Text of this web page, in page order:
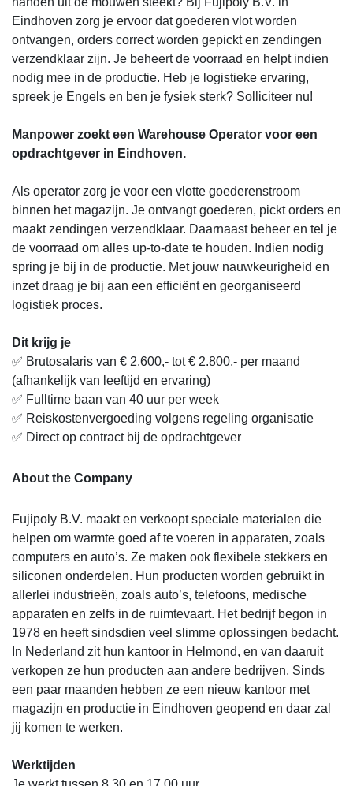
Eindhoven zorg je ervoor dat goederen vlot worden
ontvangen, orders correct worden gepickt en zendingen
verzendklaar zijn. Je beheert de voorraad en helpt indien
nodig mee in de productie. Heb je logistieke ervaring,
spreek je Engels en ben je fysiek sterk? Solliciteer nu!
Manpower zoekt een Warehouse Operator voor een
opdrachtgever in Eindhoven.
Als operator zorg je voor een vlotte goederenstroom
binnen het magazijn. Je ontvangt goederen, pickt orders en
maakt zendingen verzendklaar. Daarnaast beheer en tel je
de voorraad om alles up-to-date te houden. Indien nodig
spring je bij in de productie. Met jouw nauwkeurigheid en
inzet draag je bij aan een efficiënt en georganiseerd
logistiek proces.
Dit krijg je
✅ Brutosalaris van € 2.600,- tot € 2.800,- per maand
(afhankelijk van leeftijd en ervaring)
✅ Fulltime baan van 40 uur per week
✅ Reiskostenvergoeding volgens regeling organisatie
✅ Direct op contract bij de opdrachtgever
About the Company
Fujipoly B.V. maakt en verkoopt speciale materialen die
helpen om warmte goed af te voeren in apparaten, zoals
computers en auto’s. Ze maken ook flexibele stekkers en
siliconen onderdelen. Hun producten worden gebruikt in
allerlei industrieën, zoals auto’s, telefoons, medische
apparaten en zelfs in de ruimtevaart. Het bedrijf begon in
1978 en heeft sindsdien veel slimme oplossingen bedacht.
In Nederland zit hun kantoor in Helmond, en van daaruit
verkopen ze hun producten aan andere bedrijven. Sinds
een paar maanden hebben ze een nieuw kantoor met
magazijn en productie in Eindhoven geopend en daar zal
jij komen te werken.
Werktijden